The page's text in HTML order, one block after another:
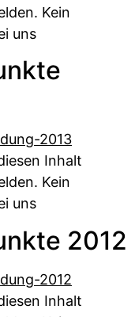
Kein
uns
Inhalt
Kein
uns
2012
Inhalt